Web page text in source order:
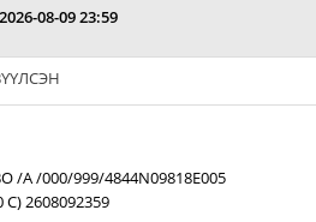
2026-08-09 23:59
/A /000/999/4844N09818E005
C) 2608092359